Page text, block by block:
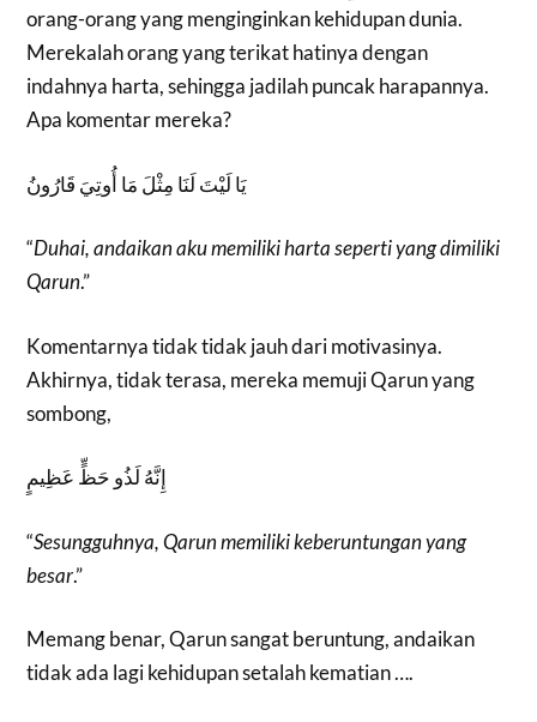
orang-orang yang menginginkan kehidupan dunia.
Merekalah orang yang terikat hatinya dengan
indahnya harta, sehingga jadilah puncak harapannya.
Apa komentar mereka?
يَا لَيْتَ لَنَا مِثْلَ مَا أُوتِيَ قَارُونُ
“Duhai, andaikan aku memiliki harta seperti yang dimiliki
Qarun.”
Komentarnya tidak tidak jauh dari motivasinya.
Akhirnya, tidak terasa, mereka memuji Qarun yang
sombong,
إِنَّهُ لَذُو حَظٍّ عَظِيمٍ
“Sesungguhnya, Qarun memiliki keberuntungan yang
besar.”
Memang benar, Qarun sangat beruntung, andaikan
tidak ada lagi kehidupan setalah kematian ….